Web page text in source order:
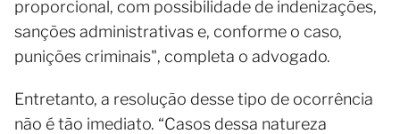
proporcional, com possibilidade de indenizações,
sanções administrativas e, conforme o caso,
punições criminais", completa o advogado.
Entretanto, a resolução desse tipo de ocorrência
não é tão imediato. “Casos dessa natureza